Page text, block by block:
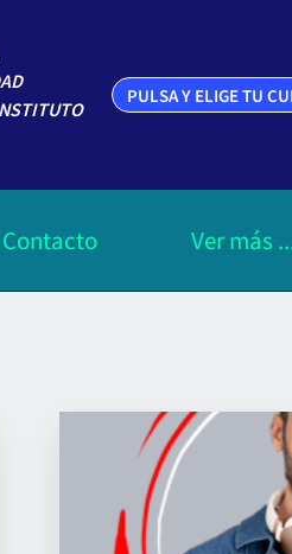
PULSA Y ELIGE TU
Ver más